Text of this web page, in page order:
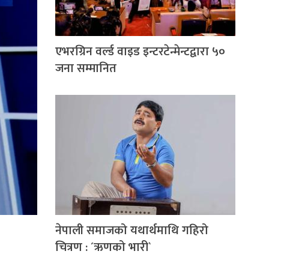
एभरग्रिन वर्ल्ड वाइड इन्टरटेन्मेन्टद्वारा ५०
जना सम्मानित
नेपाली समाजको यथार्थमाथि गहिरो
चित्रण : ´ऋणको भारी`